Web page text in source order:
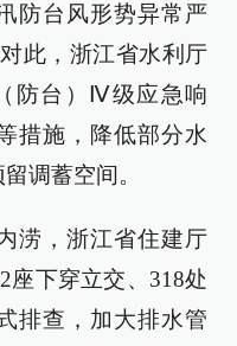
防台风形势异常严
此，浙江省水利厅
防台）Ⅳ级应急响
措施，降低部分水
调蓄空间。
涝，浙江省住建厅
座下穿立交、318处
排查，加大排水管